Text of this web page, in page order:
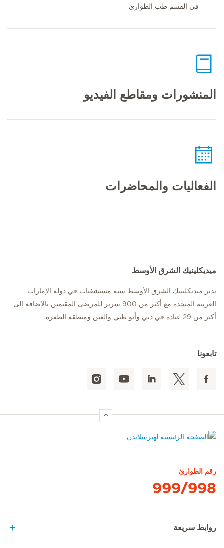
في القسم طب الطوارئ
المنشورات ومقاطع الفيديو
الفعاليات والمحاضرات
ميديكلينيك الشرق الأوسط
تدير ميديكلينيك الشرق الأوسط ستة مستشفيات في دولة الإمارات
العربية المتحدة مع أكثر من 900 سرير للمرضى المقيمين بالإضافة إلى
أكثر من 29 عيادة في دبي وأبو ظبي والعين ومنطقة الظفرة.
تابعونا
رقم الطوارئ
999/998
روابط سريعة